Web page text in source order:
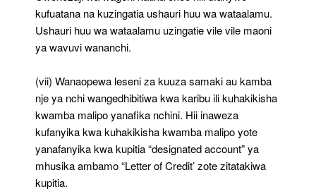
kufuatana na kuzingatia ushauri huu wa wataalamu.
Ushauri huu wa wataalamu uzingatie vile vile maoni
ya wavuvi wananchi.
(vii) Wanaopewa leseni za kuuza samaki au kamba
nje ya nchi wangedhibitiwa kwa karibu ili kuhakikisha
kwamba malipo yanafika nchini. Hii inaweza
kufanyika kwa kuhakikisha kwamba malipo yote
yanafanyika kwa kupitia “designated account” ya
mhusika ambamo “Letter of Credit’ zote zitatakiwa
kupitia.